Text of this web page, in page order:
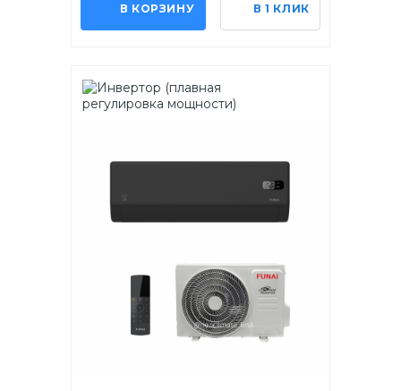
В КОРЗИНУ В 1 КЛИК